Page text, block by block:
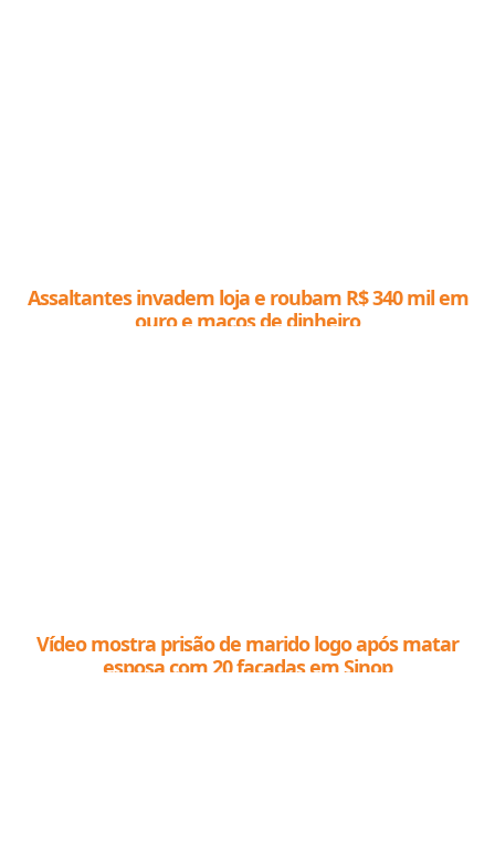
Assaltantes invadem loja e roubam R$ 340 mil em
ouro e maços de dinheiro
Vídeo mostra prisão de marido logo após matar
esposa com 20 facadas em Sinop